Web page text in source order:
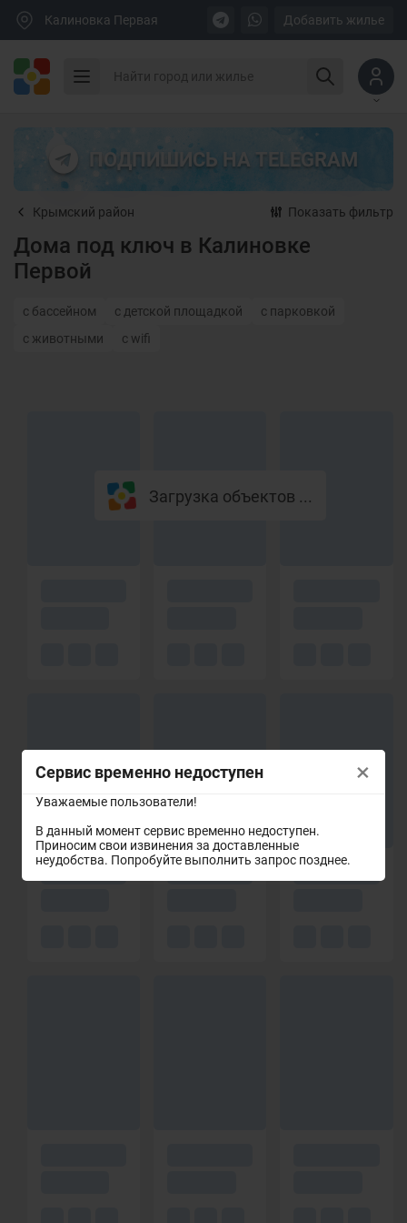
Сервис временно недоступен
Уважаемые пользователи!
В данный момент сервис временно недоступен.
Приносим свои извинения за доставленные
неудобства. Попробуйте выполнить запрос позднее.
×
Калиновка Первая Добавить жилье
ПОДПИШИСЬ НА TELEGRAM
Крымский район Показать фильтр
Дома под ключ в Калиновке
Первой
с бассейном с детской площадкой
с парковкой
с животными
с wifi
Загрузка объектов ...